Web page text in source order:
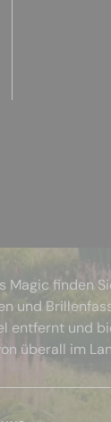
Magic finden
und
entfernt und
überall im